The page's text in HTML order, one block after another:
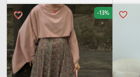
favorite_border
favorite_border -13%